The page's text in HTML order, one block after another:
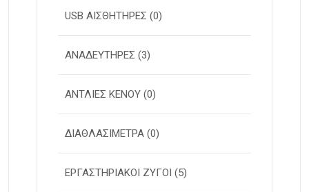
USB ΑΙΣΘΗΤΗΡΕΣ (0)
ΑΝΑΔΕΥΤΗΡΕΣ (3)
ΑΝΤΛΙΕΣ ΚΕΝΟΥ (0)
ΔΙΑΘΛΑΣΙΜΕΤΡΑ (0)
ΕΡΓΑΣΤΗΡΙΑΚΟΙ ΖΥΓΟΙ (5)